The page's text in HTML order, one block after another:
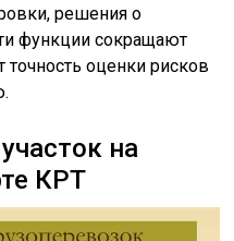
решения о
функции сокращают
оценки рисков
на
КРТ